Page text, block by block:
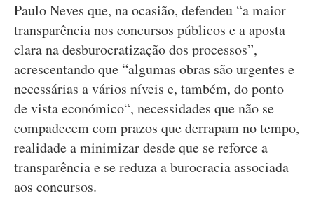
Paulo Neves que, na ocasião, defendeu “a maior
transparência nos concursos públicos e a aposta
clara na desburocratização dos processos”,
acrescentando que “algumas obras são urgentes e
necessárias a vários níveis e, também, do ponto
de vista económico“, necessidades que não se
compadecem com prazos que derrapam no tempo,
realidade a minimizar desde que se reforce a
transparência e se reduza a burocracia associada
aos concursos.